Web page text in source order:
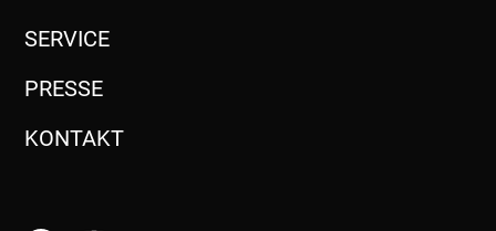
SERVICE
PRESSE
KONTAKT